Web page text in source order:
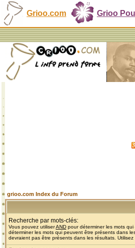
Grioo.com Grioo
grioo.com Index du Forum
Recherche par mots-clés:
Vous pouvez utiliserAND pour déterminer les mots
déterminer les mots qui peuvent être présents dans
devraient pas être présents dans les résultats.